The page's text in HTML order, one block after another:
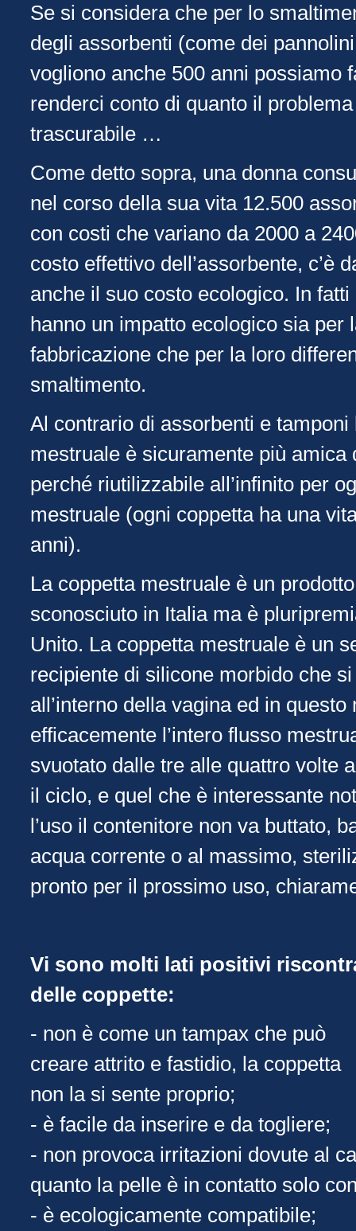
Se si considera che per lo
degli assorbenti (come dei
vogliono anche 500 anni possiamo
renderci conto di quanto il
trascurabile …
Come detto sopra, una donna
nel corso della sua vita 12.500
con costi che variano da 2000 a
costo effettivo dell’assorbente, c’è
anche il suo costo ecologico. In
hanno un impatto ecologico sia per
fabbricazione che per la loro
smaltimento.
Al contrario di assorbenti e tamponi
mestruale è sicuramente più amica
perché riutilizzabile all’infinito per
mestruale (ogni coppetta ha una
anni).
La coppetta mestruale è un
sconosciuto in Italia ma è
Unito. La coppetta mestruale è un
recipiente di silicone morbido che
all’interno della vagina ed in
efficacemente l’intero flusso
svuotato dalle tre alle quattro volte
il ciclo, e quel che è interessante
l’uso il contenitore non va buttato,
acqua corrente o al massimo,
pronto per il prossimo uso,
Vi sono molti lati positivi
delle coppette:
- non è come un tampax che può
creare attrito e fastidio, la coppetta
non la si sente proprio;
- è facile da inserire e da togliere;
- non provoca irritazioni dovute al
quanto la pelle è in contatto solo
- è ecologicamente compatibile;